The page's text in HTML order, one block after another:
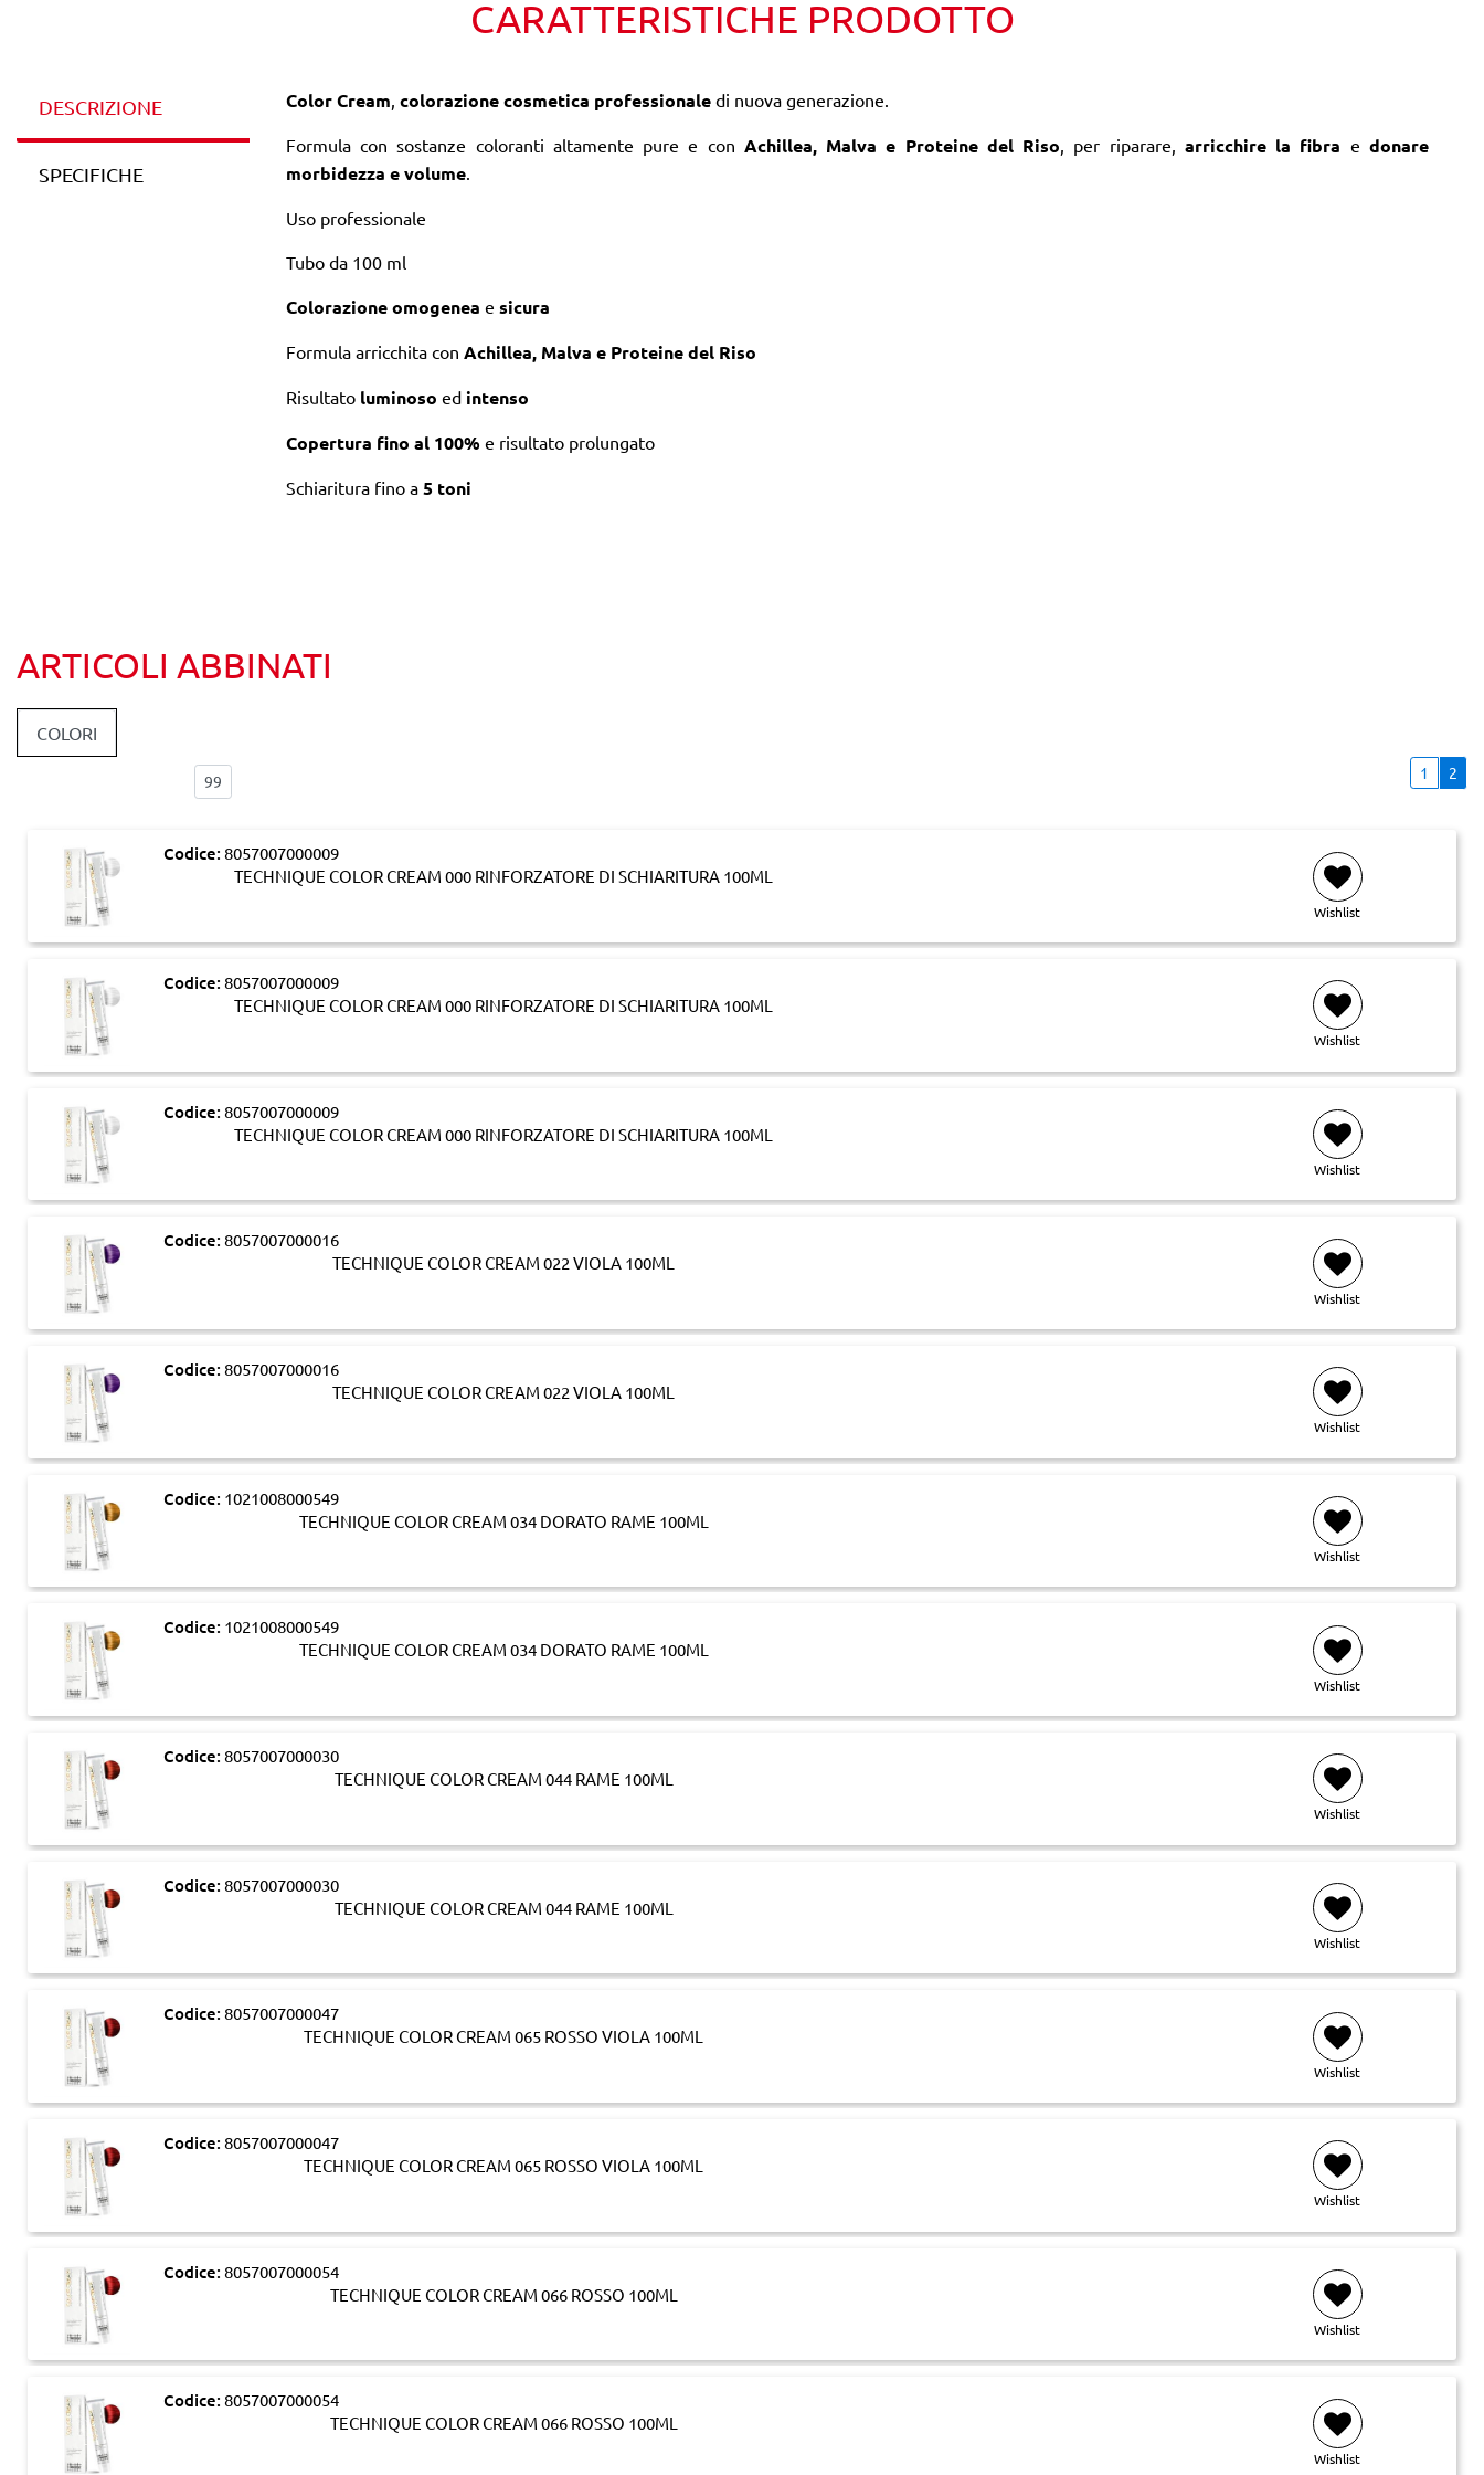
CARATTERISTICHE PRODOTTO
DESCRIZIONE
SPECIFICHE
Color Cream, colorazione cosmetica professionaledi nuova generazione.
Formula con sostanze coloranti altamente pure e con Achillea, Malva e Proteine del Riso, per riparare, arricchire la fibra edonare
morbidezza e volume.
Uso professionale
Tubo da 100 ml
Colorazione omogenea e sicura
Formula arricchita con Achillea, Malva e Proteine del Riso
Risultato luminoso edintenso
Copertura fino al 100% e risultato prolungato
Schiaritura fino a 5 toni
ARTICOLI ABBINATI
COLORI
1 2
Codice: 8057007000009
TECHNIQUE COLOR CREAM 000 RINFORZATORE DI SCHIARITURA 100ML
Wishlist
Codice: 8057007000009
TECHNIQUE COLOR CREAM 000 RINFORZATORE DI SCHIARITURA 100ML
Wishlist
Codice: 8057007000009
TECHNIQUE COLOR CREAM 000 RINFORZATORE DI SCHIARITURA 100ML
Wishlist
Codice: 8057007000016
TECHNIQUE COLOR CREAM 022 VIOLA 100ML
Wishlist
Codice: 8057007000016
TECHNIQUE COLOR CREAM 022 VIOLA 100ML
Wishlist
Codice: 1021008000549
TECHNIQUE COLOR CREAM 034 DORATO RAME 100ML
Wishlist
Codice: 1021008000549
TECHNIQUE COLOR CREAM 034 DORATO RAME 100ML
Wishlist
Codice: 8057007000030
TECHNIQUE COLOR CREAM 044 RAME 100ML
Wishlist
Codice: 8057007000030
TECHNIQUE COLOR CREAM 044 RAME 100ML
Wishlist
Codice: 8057007000047
TECHNIQUE COLOR CREAM 065 ROSSO VIOLA 100ML
Wishlist
Codice: 8057007000047
TECHNIQUE COLOR CREAM 065 ROSSO VIOLA 100ML
Wishlist
Codice: 8057007000054
TECHNIQUE COLOR CREAM 066 ROSSO 100ML
Wishlist
Codice: 8057007000054
TECHNIQUE COLOR CREAM 066 ROSSO 100ML
Wishlist